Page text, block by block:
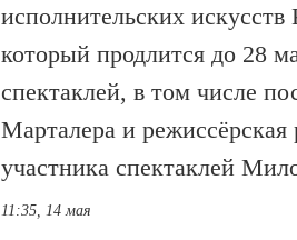
исполнительских
который продлится до 28
спектаклей, в том числе
Марталера и режиссёрская
участника спектаклей
11:35, 14 мая